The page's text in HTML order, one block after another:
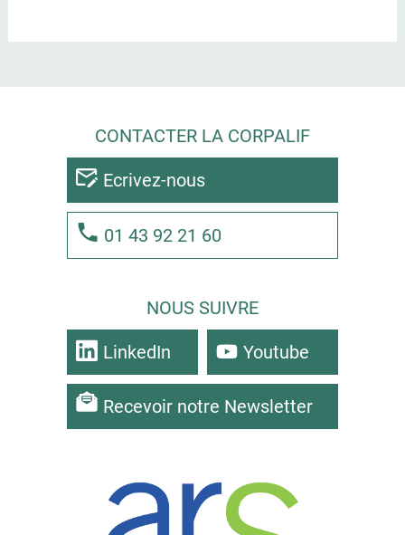
CONTACTER LA CORPALIF
Ecrivez-nous
01 43 92 21 60
NOUS SUIVRE
LinkedIn Youtube
Recevoir notre Newsletter